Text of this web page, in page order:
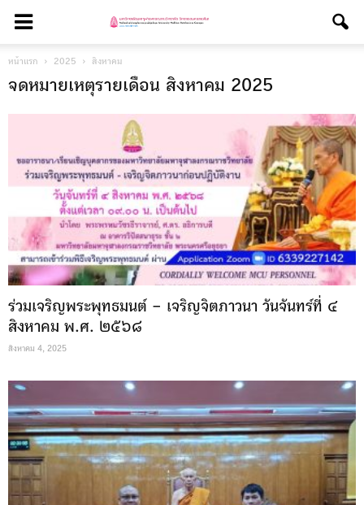
หน้าแรก 2025 สิงหาคม
จดหมายเหตุรายเดือน สิงหาคม 2025
ร่วมเจริญพระพุทธมนต์ – เจริญจิตภาวนา วันจันทร์ที่ ๔
สิงหาคม พ.ศ. ๒๕๖๘
สิงหาคม 4, 2025